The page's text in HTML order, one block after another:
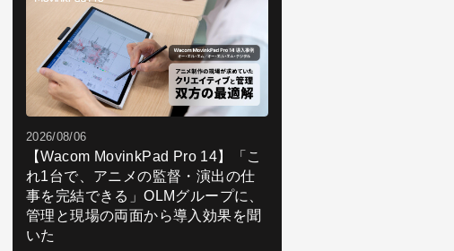
2026/08/06
【Wacom MovinkPad Pro 14】「こ
れ1台で、アニメの監督・演出の仕
事を完結できる」OLMグループに、
管理と現場の両面から導入効果を聞
いた